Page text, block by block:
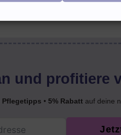
von Herzenfroh
und profitiere
Pflegetipps • 5% Rabatt auf deine